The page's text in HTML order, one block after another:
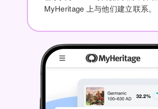
MyHeritage 上与他们建立联系。